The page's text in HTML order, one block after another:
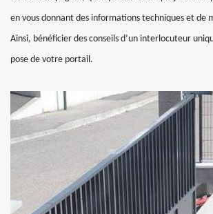
en vous donnant des informations techniques et de
Ainsi, bénéficier des conseils d’un interlocuteur
pose de votre portail.